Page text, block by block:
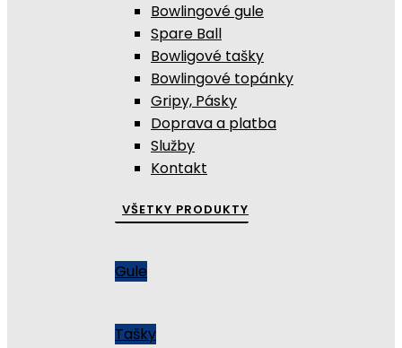
Bowlingové gule
Spare Ball
Bowligové tašky
Bowlingové topánky
Gripy, Pásky
Doprava a platba
Služby
Kontakt
VŠETKY PRODUKTY
Gule
Tašky